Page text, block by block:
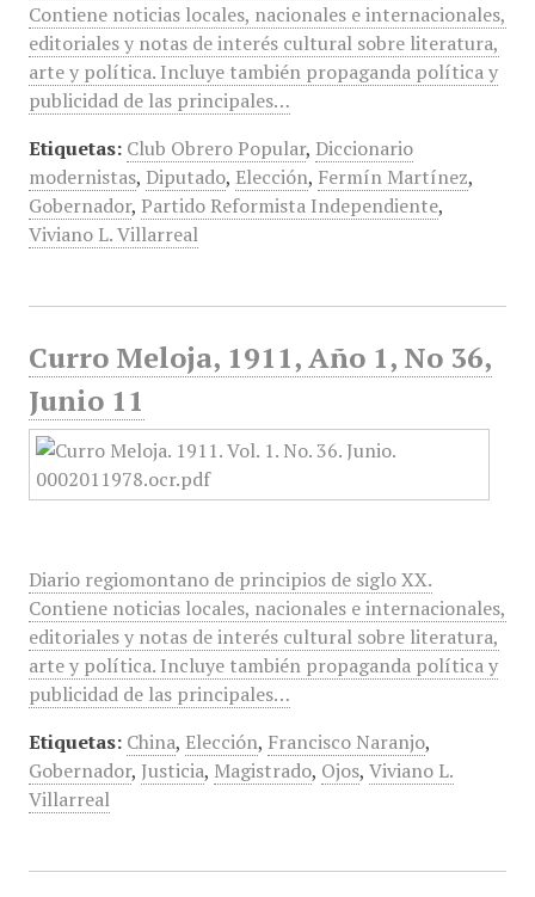
Contiene noticias locales, nacionales e internacionales,
editoriales y notas de interés cultural sobre literatura,
arte y política. Incluye también propaganda política y
publicidad de las principales…
Etiquetas: Club Obrero Popular, Diccionario
modernistas, Diputado, Elección, Fermín Martínez,
Gobernador, Partido Reformista Independiente,
Viviano L. Villarreal
Curro Meloja, 1911, Año 1, No 36,
Junio 11
Diario regiomontano de principios de siglo XX.
Contiene noticias locales, nacionales e internacionales,
editoriales y notas de interés cultural sobre literatura,
arte y política. Incluye también propaganda política y
publicidad de las principales…
Etiquetas: China, Elección, Francisco Naranjo,
Gobernador, Justicia, Magistrado, Ojos, Viviano L.
Villarreal